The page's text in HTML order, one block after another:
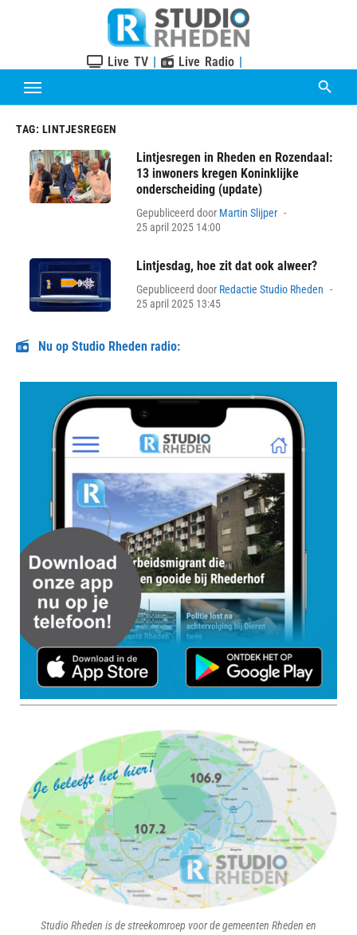
Live TV | Live Radio |
TAG: LINTJESREGEN
Lintjesregen in Rheden en Rozendaal:
13 inwoners kregen Koninklijke
onderscheiding (update)
Gepubliceerd door Martin Slijper
25 april 2025 14:00
Lintjesdag, hoe zit dat ook alweer?
Gepubliceerd door Redactie Studio Rheden
25 april 2025 13:45
Nu op Studio Rheden radio:
Studio Rheden is de streekomroep voor de gemeenten Rheden en